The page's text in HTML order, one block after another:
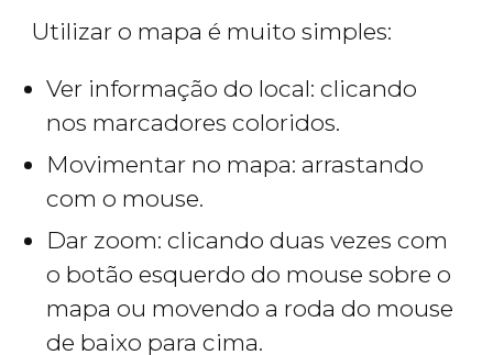
Utilizar o mapa é muito simples:
Ver informação do local: clicando
nos marcadores coloridos.
Movimentar no mapa: arrastando
com o mouse.
Dar zoom: clicando duas vezes com
o botão esquerdo do mouse sobre o
mapa ou movendo a roda do mouse
de baixo para cima.